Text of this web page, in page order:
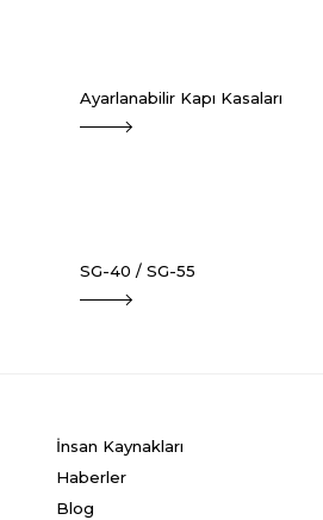
Ayarlanabilir Kapı Kasaları
SG-40 / SG-55
İnsan Kaynakları
Haberler
Blog